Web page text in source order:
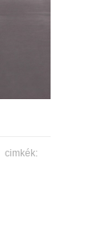
cimkék: